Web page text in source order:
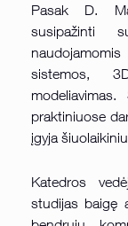
Pasak D.
susipažinti
sistemos,
praktiniuose
įgyja
Katedros
studijas baigę